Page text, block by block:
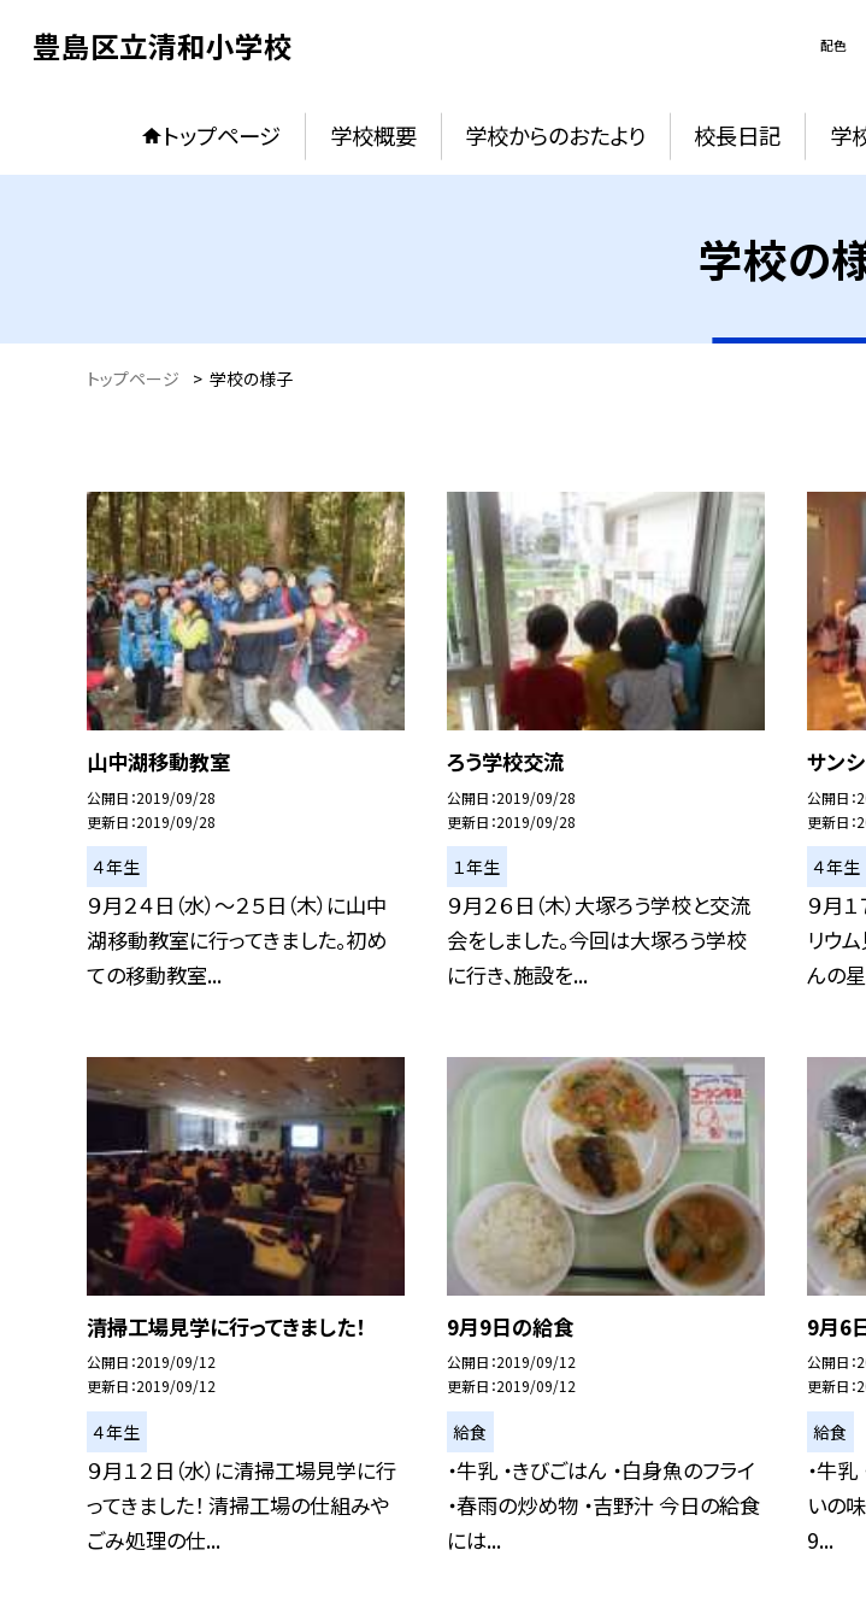
豊島区立清和小学校 配色
トップページ 学校概要 学校からのおたより 校長日記 学
学校の
トップページ > 学校の様子
山中湖移動教室
公開日 2019/09/28
更新日 2019/09/28
４年生
９月２４日（水）〜２５日（木）に山中
湖移動教室に行ってきました。初め
ての移動教室...
ろう学校交流
公開日 2019/09/28
更新日 2019/09/28
１年生
９月２６日（木）大塚ろう学校と交流
会をしました。今回は大塚ろう学校
に行き、施設を...
サン
公開日
更新日
４年生
９月
リウ
んの
清掃工場見学に行ってきました！
公開日 2019/09/12
更新日 2019/09/12
４年生
９月１２日（水）に清掃工場見学に行
ってきました！ 清掃工場の仕組みや
ごみ処理の仕...
9月9日の給食
公開日 2019/09/12
更新日 2019/09/12
給食
・牛乳 ・きびごはん ・白身魚のフライ
・春雨の炒め物 ・吉野汁 今日の給食
には...
9月6
公開日
更新日
給食
・牛乳
いの
9...